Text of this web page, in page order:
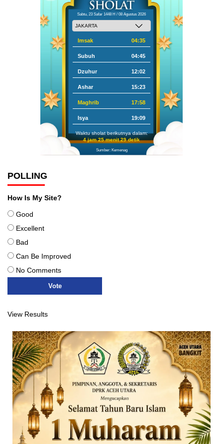
Sabtu, 23 Safar 1448 H / 08 Agustus 2026
Imsak 04:35
Subuh 04:45
Dzuhur 12:02
Ashar 15:23
Maghrib 17:58
Isya 19:09
Waktu sholat berikutnya dalam:
4 jam 25 menit 28 detik
Sumber: Kemenag
POLLING
How Is My Site?
Good
Excellent
Bad
Can Be Improved
No Comments
View Results